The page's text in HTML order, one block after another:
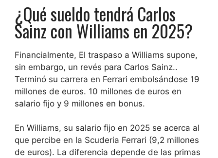
¿Qué sueldo tendrá Carlos
Sainz con Williams en 2025?
Financialmente, El traspaso a Williams supone,
sin embargo, un revés para Carlos Sainz..
Terminó su carrera en Ferrari embolsándose 19
millones de euros. 10 millones de euros en
salario fijo y 9 millones en bonus.
En Williams, su salario fijo en 2025 se acerca al
que percibe en la Scuderia Ferrari (9,2 millones
de euros). La diferencia depende de las primas